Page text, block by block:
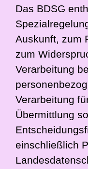
Das BDSG
Auskunft, zum
zum
Verarbeitung
Verarbeitung
Übermittlung
einschließlich